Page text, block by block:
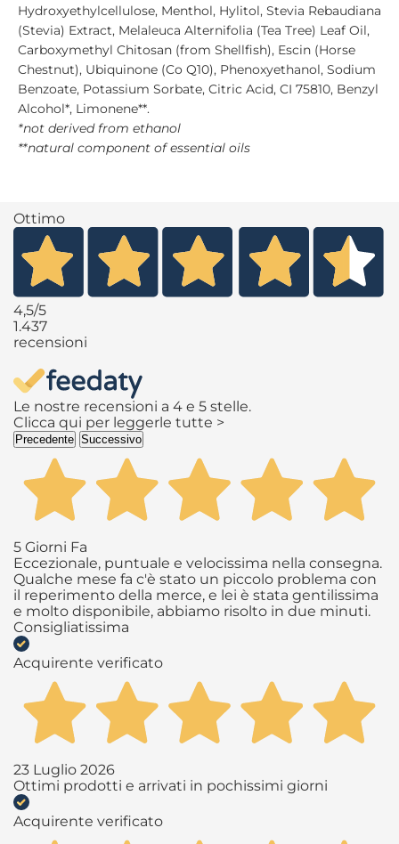
Hydroxyethylcellulose, Menthol, Hylitol, Stevia Rebaudiana
(Stevia) Extract, Melaleuca Alternifolia (Tea Tree) Leaf Oil,
Carboxymethyl Chitosan (from Shellfish), Escin (Horse
Chestnut), Ubiquinone (Co Q10), Phenoxyethanol, Sodium
Benzoate, Potassium Sorbate, Citric Acid, CI 75810, Benzyl
Alcohol*, Limonene**.
*not derived from ethanol
**natural component of essential oils
Ottimo
4,5/5
1.437
recensioni
Le nostre recensioni a 4 e 5 stelle.
Clicca qui per leggerle tutte >
Precedente Successivo
5 Giorni Fa
Eccezionale, puntuale e velocissima nella consegna.
Qualche mese fa c'è stato un piccolo problema con
il reperimento della merce, e lei è stata gentilissima
e molto disponibile, abbiamo risolto in due minuti.
Consigliatissima
Acquirente verificato
23 Luglio 2026
Ottimi prodotti e arrivati in pochissimi giorni
Acquirente verificato